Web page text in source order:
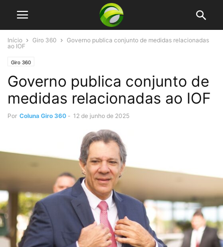
Início Giro 360
Governo publica conjunto de medidas relacionadas
ao IOF
Giro 360
Governo publica conjunto de
medidas relacionadas ao IOF
Por Coluna Giro 360 - 12 de junho de 2025